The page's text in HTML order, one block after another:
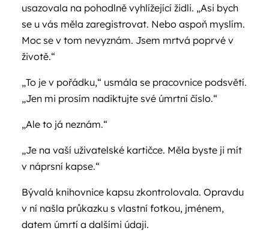
usazovala na pohodlně vyhlížející židli. „Asi bych
se u vás měla zaregistrovat. Nebo aspoň myslím.
Moc se v tom nevyznám. Jsem mrtvá poprvé v
životě.“
„To je v pořádku,“ usmála se pracovnice podsvětí.
„Jen mi prosím nadiktujte své úmrtní číslo.“
„Ale to já neznám.“
„Je na vaší uživatelské kartičce. Měla byste ji mít
v náprsní kapse.“
Bývalá knihovnice kapsu zkontrolovala. Opravdu
v ní našla průkazku s vlastní fotkou, jménem,
datem úmrtí a dalšími údaji.